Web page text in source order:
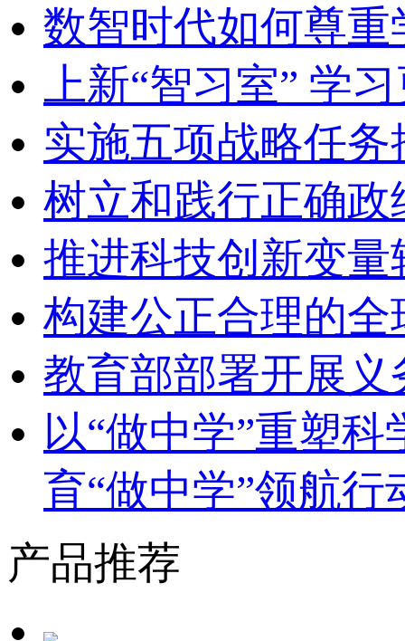
数智时代如何尊重
上新“智习室” 学
实施五项战略任
树立和践行正确
推进科技创新变
构建公正合理的
教育部部署开展义
以“做中学”重塑
育“做中学”领航行
产品推荐